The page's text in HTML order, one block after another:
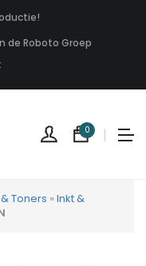
de Roboto Groep
0
Toners » Inkt &